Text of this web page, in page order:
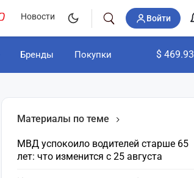
Новости Войти
Бренды Покупки $ 469.93
Материалы по теме
МВД успокоило водителей старше 65
лет: что изменится с 25 августа